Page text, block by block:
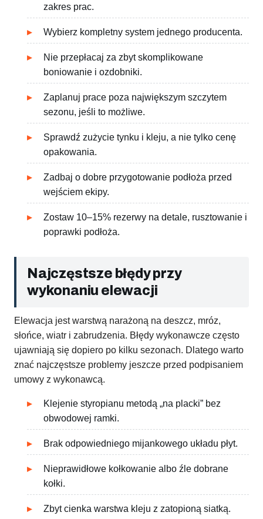
zakres prac.
Wybierz kompletny system jednego producenta.
Nie przepłacaj za zbyt skomplikowane
boniowanie i ozdobniki.
Zaplanuj prace poza największym szczytem
sezonu, jeśli to możliwe.
Sprawdź zużycie tynku i kleju, a nie tylko cenę
opakowania.
Zadbaj o dobre przygotowanie podłoża przed
wejściem ekipy.
Zostaw 10–15% rezerwy na detale, rusztowanie i
poprawki podłoża.
Najczęstsze błędy przy
wykonaniu elewacji
Elewacja jest warstwą narażoną na deszcz, mróz,
słońce, wiatr i zabrudzenia. Błędy wykonawcze często
ujawniają się dopiero po kilku sezonach. Dlatego warto
znać najczęstsze problemy jeszcze przed podpisaniem
umowy z wykonawcą.
Klejenie styropianu metodą „na placki” bez
obwodowej ramki.
Brak odpowiedniego mijankowego układu płyt.
Nieprawidłowe kołkowanie albo źle dobrane
kołki.
Zbyt cienka warstwa kleju z zatopioną siatką.